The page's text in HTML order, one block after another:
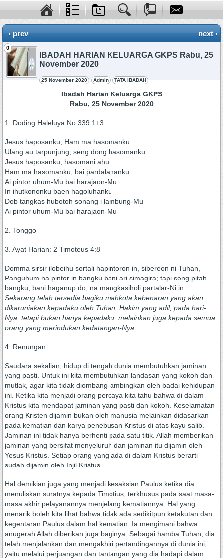
‹ prev next ›
0
IBADAH HARIAN KELUARGA GKPS Rabu, 25
November 2020
25 November 2020 Admin TATA IBADAH
Ibadah Harian Keluarga GKPS
Rabu, 25 November 2020
1. Doding Haleluya No.339:1+3
Jesus haposanku, Ham ma hasomanku
Ulang au tarpunjung, seng dong hasomanku
Jesus haposanku, hasomani ahu
Ham ma hasomanku, bai pardalananku
Ai pintor uhum-Mu bai harajaon-Mu
In ihutkononku baen hagoluhanku
Dob tangkas hubotoh sonang i lambung-Mu
Ai pintor uhum-Mu bai harajaon-Mu
2. Tonggo
3. Ayat Harian: 2 Timoteus 4:8
Domma sirsir ilobeihu sortali hapintoron in, sibereon ni Tuhan,
Panguhum na pintor in bangku bani ari simagira; tapi seng pitah
bangku, bani haganup do, na mangkasiholi partalar-Ni in.
Sekarang telah tersedia bagiku mahkota kebenaran yang akan
dikaruniakan kepadaku oleh Tuhan, Hakim yang adil, pada hari-
Nya; tetapi bukan hanya kepadaku, melainkan juga kepada semua
orang yang merindukan kedatangan-Nya.
4. Renungan
Saudara sekalian, hidup di tengah dunia membutuhkan jaminan
yang pasti. Untuk ini kita membutuhkan landasan yang kokoh dan
mutlak, agar kita tidak diombang-ambingkan oleh badai kehidupan
ini. Ketika kita menjadi orang percaya kita tahu bahwa di dalam
Kristus kita mendapat jaminan yang pasti dan kokoh. Keselamatan
orang Kristen dijamin bukan oleh manusia melainkan didasarkan
pada kematian dan karya penebusan Kristus di atas kayu salib.
Jaminan ini tidak hanya berhenti pada satu titik. Allah memberikan
jaminan yang bersifat menyeluruh dan jaminan itu dijamin oleh
Yesus Kristus. Setiap orang yang ada di dalam Kristus berarti
sudah dijamin oleh Injil Kristus.
Hal demikian juga yang menjadi kesaksian Paulus ketika dia
menuliskan suratnya kepada Timotius, terkhusus pada saat masa-
masa akhir pelayanannya menjelang kematiannya. Hal yang
menarik boleh kita lihat bahwa tidak ada sedikitpun ketakutan dan
kegentaran Paulus dalam hal kematian. Ia mengimani bahwa
anugerah Allah diberikan juga baginya. Sebagai hamba Tuhan, dia
telah menjalankan dan mengakhiri pertandingannya di dunia ini,
yaitu melalui perjuangan dan tantangan yang dia hadapi dalam